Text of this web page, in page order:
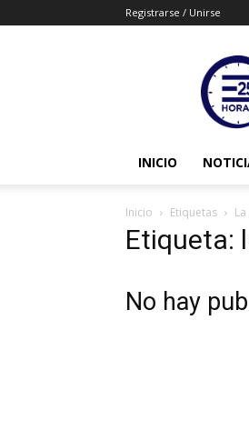
Registrarse / Unirse
INICIO
Inicio Etiquetas
Etiqueta:
No hay